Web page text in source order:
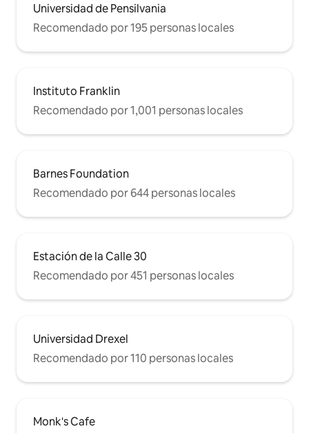
Universidad de Pensilvania
Recomendado por 195 personas locales
Instituto Franklin
Recomendado por 1,001 personas locales
Barnes Foundation
Recomendado por 644 personas locales
Estación de la Calle 30
Recomendado por 451 personas locales
Universidad Drexel
Recomendado por 110 personas locales
Monk's Cafe